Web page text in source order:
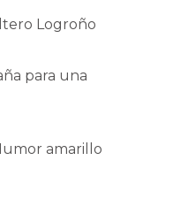
Logroño
para una
amarillo